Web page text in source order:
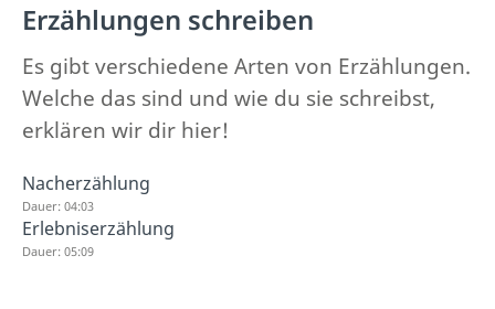
Erzählungen schreiben
Es gibt verschiedene Arten von Erzählungen.
Welche das sind und wie du sie schreibst,
erklären wir dir hier!
Nacherzählung
Dauer: 04:03
Erlebniserzählung
Dauer: 05:09